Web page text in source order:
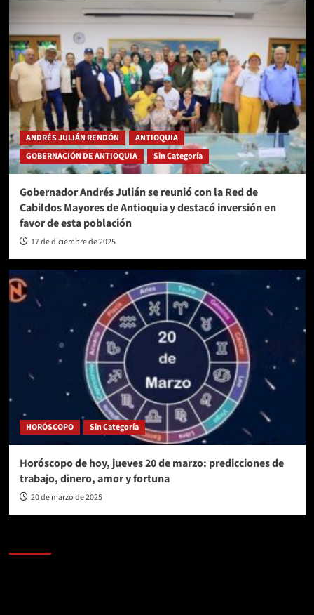
ANDRÉS JULIÁN RENDÓN
ANTIOQUIA
GOBERNACIÓN DE ANTIOQUIA
Sin Categoría
Gobernador Andrés Julián se reunió con la Red de
Cabildos Mayores de Antioquia y destacó inversión en
favor de esta población
17 de diciembre de 2025
HORÓSCOPO Sin Categoría
Horóscopo de hoy, jueves 20 de marzo: predicciones de
trabajo, dinero, amor y fortuna
20 de marzo de 2025